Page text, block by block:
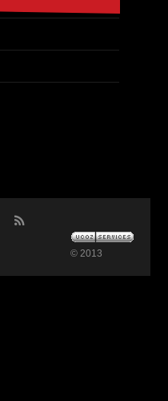
© 2013